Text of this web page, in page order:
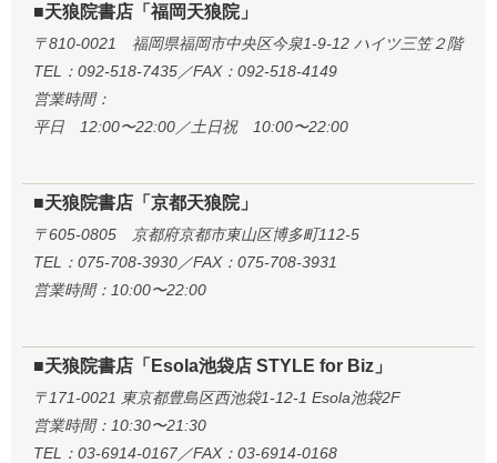
■天狼院書店「福岡天狼院」
〒810-0021 福岡県福岡市中央区今泉1-9-12 ハイツ三笠２階
TEL：092-518-7435／FAX：092-518-4149
営業時間：
平日 12:00〜22:00／土日祝 10:00〜22:00
■天狼院書店「京都天狼院」
〒605-0805 京都府京都市東山区博多町112-5
TEL：075-708-3930／FAX：075-708-3931
営業時間：10:00〜22:00
■天狼院書店「Esola池袋店 STYLE for Biz」
〒171-0021 東京都豊島区西池袋1-12-1 Esola池袋2F
営業時間：10:30〜21:30
TEL：03-6914-0167／FAX：03-6914-0168